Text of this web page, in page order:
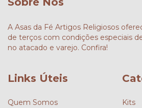
A Asas da Fé Artigos Religiosos
de terços com condições especiais
no atacado e varejo. Confira!
Links Úteis
Quem Somos Kits